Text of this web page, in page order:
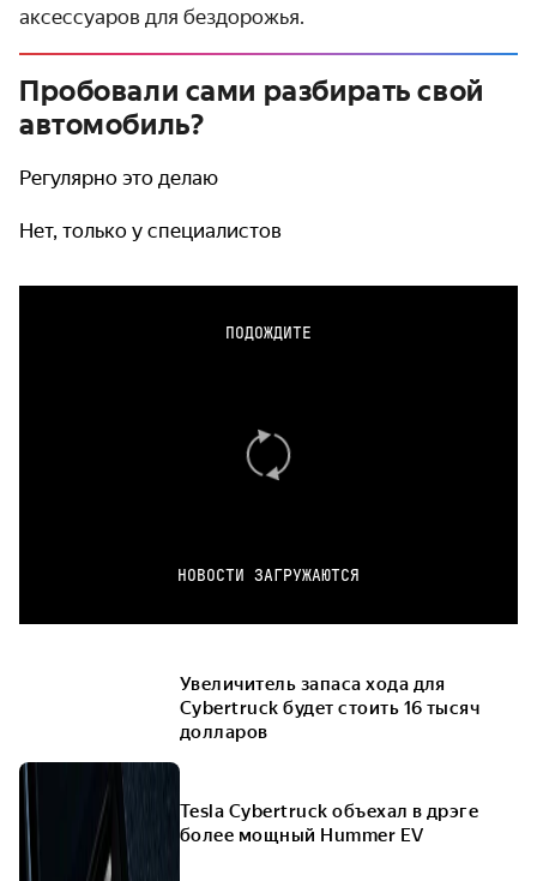
аксессуаров для бездорожья.
Пробовали сами разбирать свой
автомобиль?
Регулярно это делаю
Нет, только у специалистов
ПОДОЖДИТЕ
НОВОСТИ ЗАГРУЖАЮТСЯ
Увеличитель запаса хода для
Cybertruck будет стоить 16 тысяч
долларов
Tesla Cybertruck объехал в дрэге
более мощный Hummer EV